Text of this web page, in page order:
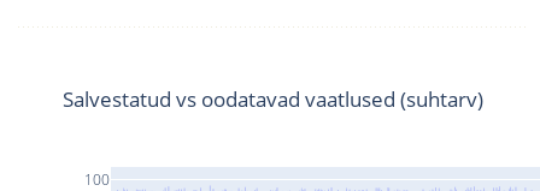
100
Salvestatud vs oodatavad vaatlused (suhtarv)